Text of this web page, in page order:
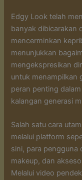
Edgy Look telah
banyak dibicarakan
mencerminkan
menunjukkan
mengekspresikan
untuk menampilkan
peran penting
kalangan generasi
Salah satu cara
melalui platform
sini, para pengguna
makeup, dan
Melalui video